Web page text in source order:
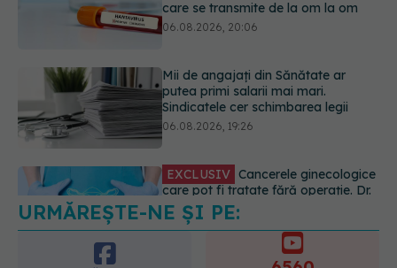
06.08.2026, 19:26
care pot fi tratate fără operație. Dr.
Sorin Bogdan (SANADOR): Chirurgia
este indicată doar punctual, pentru
anumite categorii de paciente
EXCLUSIV Brahiterapie vs
radioterapie externă în cancerul
ginecologic. Dr. Sorin Bogdan
(SANADOR) explică diferența și
cum acționează tratamentul
URMĂREȘTE-NE ȘI PE:
URMĂRITORI
ABONAȚI